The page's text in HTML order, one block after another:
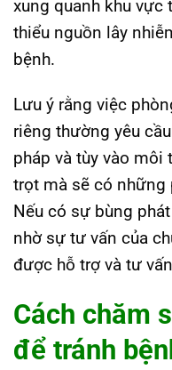
xung quanh khu vực
thiểu nguồn lây
bệnh.
Lưu ý rằng việc
riêng thường yêu
pháp và tùy vào
trọt mà sẽ có những
Nếu có sự bùng
nhờ sự tư vấn của
được hỗ trợ và tư
Cách chăm
để tránh